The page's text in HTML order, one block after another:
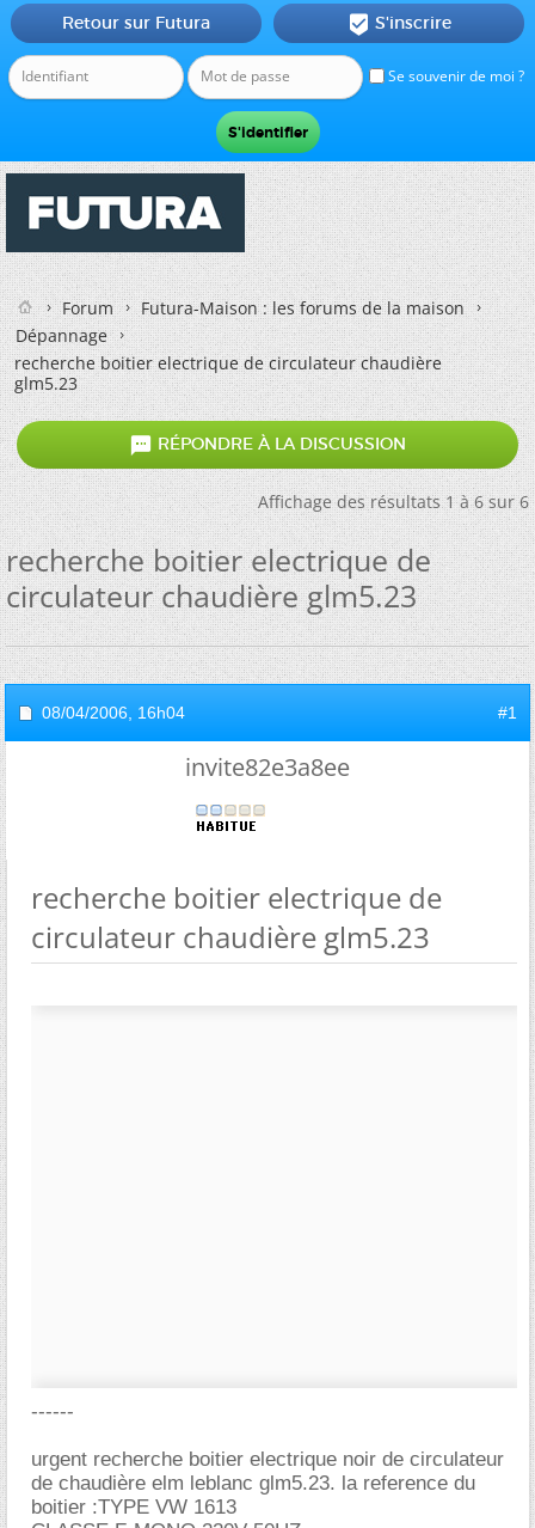
Se souvenir de moi ?
Retour sur Futura  S'inscrire
Forum
Futura-Maison : les forums de la maison
Dépannage
recherche boitier electrique de circulateur chaudière
glm5.23
 RÉPONDRE À LA DISCUSSION
Affichage des résultats 1 à 6 sur 6
recherche boitier electrique de
circulateur chaudière glm5.23
08/04/2006, 16h04 #1
invite82e3a8ee
recherche boitier electrique de
circulateur chaudière glm5.23
------
urgent recherche boitier electrique noir de circulateur
de chaudière elm leblanc glm5.23. la reference du
boitier :TYPE VW 1613